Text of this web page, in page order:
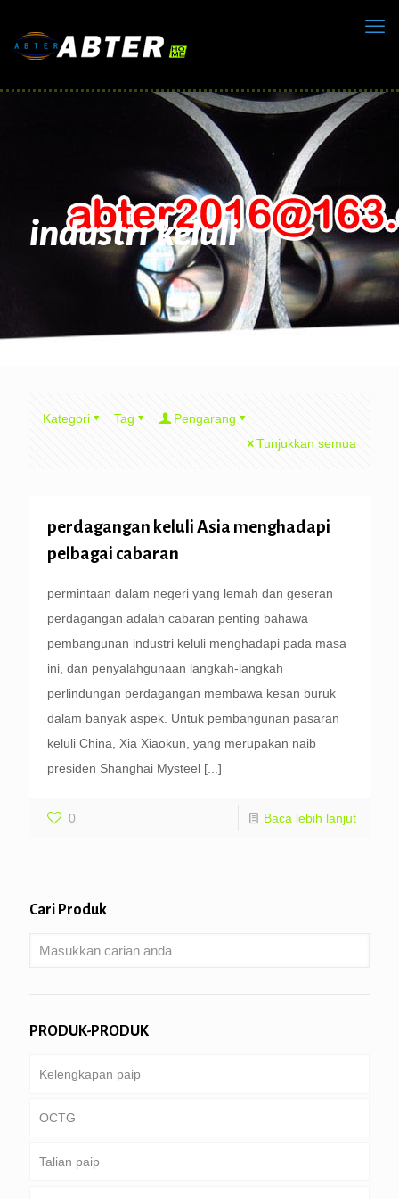
industri keluli
Kategori Tag
Pengarang
Tunjukkan semua
perdagangan keluli Asia menghadapi
pelbagai cabaran
permintaan dalam negeri yang lemah dan geseran
perdagangan adalah cabaran penting bahawa
pembangunan industri keluli menghadapi pada masa
ini, dan penyalahgunaan langkah-langkah
perlindungan perdagangan membawa kesan buruk
dalam banyak aspek. Untuk pembangunan pasaran
keluli China, Xia Xiaokun, yang merupakan naib
presiden Shanghai Mysteel [...]
0 Baca lebih lanjut
Cari Produk
PRODUK-PRODUK
Kelengkapan paip
OCTG
Tiub & sarung
Talian paip